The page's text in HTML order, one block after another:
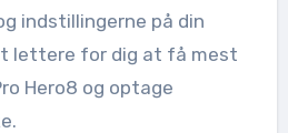
indstillingerne på din
lettere for dig at få mest
Hero8 og optage